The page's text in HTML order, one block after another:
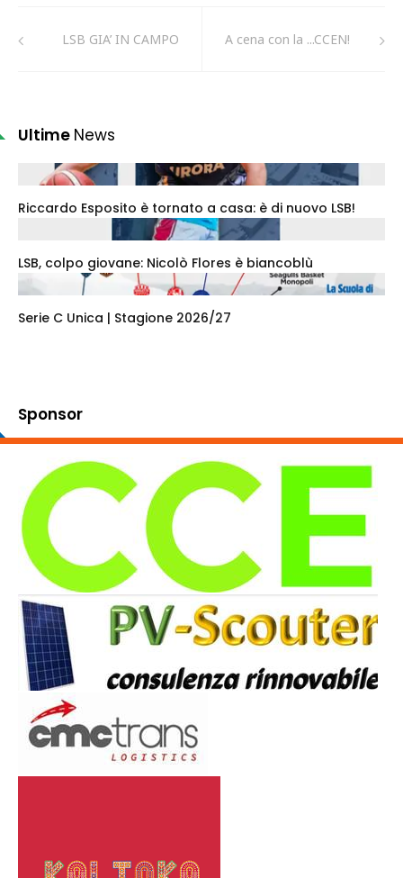
LSB GIA’ IN CAMPO A cena con la ...CCEN!
Ultime News
Riccardo Esposito è tornato a casa: è di nuovo LSB!
LSB, colpo giovane: Nicolò Flores è biancoblù
Serie C Unica | Stagione 2026/27
Sponsor